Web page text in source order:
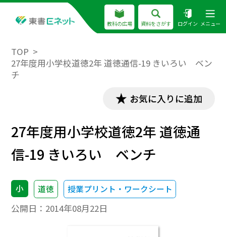
教科の広場 資料をさがす ログイン メニュー
TOP
27年度用小学校道徳2年 道徳通信-19 きいろい ベン
チ
お気に入りに追加
27年度用小学校道徳2年 道徳通
信-19 きいろい ベンチ
小 道徳 授業プリント・ワークシート
公開日： 2014年08月22日